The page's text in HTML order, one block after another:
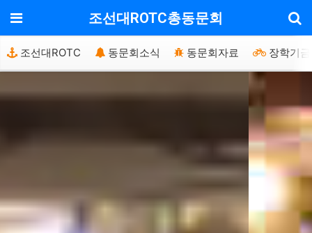
메뉴 조선대ROTC총동문회
조선대ROTC 동문회소식 동문회자료 장학기금